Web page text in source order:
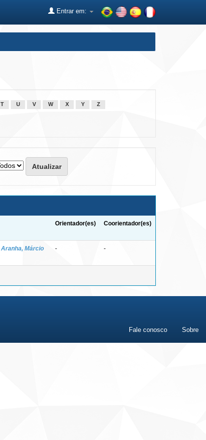
Entrar em:
T U V W X Y Z
Orientador(es) Coorientador(es)
Aranha, Márcio
- -
Fale conosco Sobre